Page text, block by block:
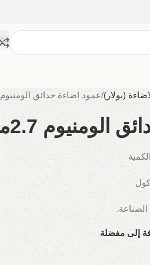
(بولار) عمود اضاءة حدائق الومنيوم 2.7متر
2.7متر
إلى مفضلة